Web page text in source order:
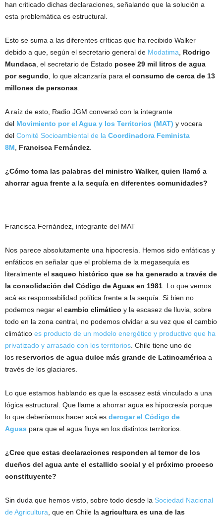
han criticado dichas declaraciones, señalando que la solución a
esta problemática es estructural.
Esto se suma a las diferentes críticas que ha recibido Walker
debido a que, según el secretario general de Modatima
Rodrigo
Mundaca , el secretario de Estado posee 29 mil litros de agua
por segundo , lo que alcanzaría para el consumo de cerca de 13
millones de personas
A raíz de esto, Radio JGM conversó con la integrante
del Movimiento por el Agua y los Territorios (MAT) y vocera
del Comité Socioambiental de la Coordinadora Feminista
8M
Francisca Fernández
¿Cómo toma las palabras del ministro Walker, quien llamó a
ahorrar agua frente a la sequía en diferentes comunidades?
Francisca Fernández, integrante del MAT
Nos parece absolutamente una hipocresía. Hemos sido enfáticas y
enfáticos en señalar que el problema de la megasequía es
literalmente el saqueo histórico que se ha generado a través de
la consolidación del Código de Aguas en 1981 . Lo que vemos
acá es responsabilidad política frente a la sequía. Si bien no
podemos negar el cambio climático y la escasez de lluvia, sobre
todo en la zona central, no podemos olvidar a su vez que el cambio
climático es producto de un modelo energético y productivo que ha
privatizado y arrasado con los territorios . Chile tiene uno de
los reservorios de agua dulce más grande de Latinoamérica a
través de los glaciares.
Lo que estamos hablando es que la escasez está vinculado a una
lógica estructural. Que llame a ahorrar agua es hipocresía porque
lo que deberíamos hacer acá es derogar el Código de
Aguas para que el agua fluya en los distintos territorios.
¿Cree que estas declaraciones responden al temor de los
dueños del agua ante el estallido social y el próximo proceso
constituyente?
Sin duda que hemos visto, sobre todo desde la Sociedad Nacional
de Agricultura , que en Chile la agricultura es una de las